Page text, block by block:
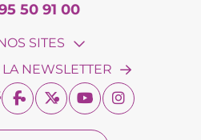
50 91 00
SITES
NEWSLETTER